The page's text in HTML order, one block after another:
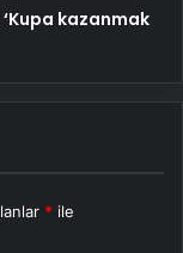
kazanmak
* ile